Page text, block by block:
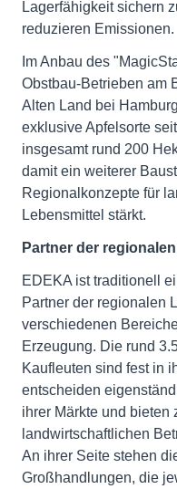
Lagerfähigkeit sichern
reduzieren Emissionen.
Im Anbau des
Obstbau-Betrieben am
Alten Land bei
exklusive Apfelsorte
insgesamt rund 200
damit ein weiterer
Regionalkonzepte für
Lebensmittel stärkt.
Partner der
EDEKA ist traditionell
Partner der regionalen
verschiedenen
Erzeugung. Die rund
Kaufleuten sind fest in
entscheiden
ihrer Märkte und bieten
landwirtschaftlichen
An ihrer Seite stehen
Großhandlungen, die